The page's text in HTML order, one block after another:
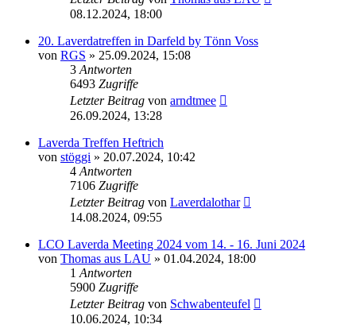
08.12.2024, 18:00
20. Laverdatreffen in Darfeld by Tönn Voss
von RGS » 25.09.2024, 15:08
3 Antworten
6493 Zugriffe
Letzter Beitrag von arndtmee
26.09.2024, 13:28
Laverda Treffen Heftrich
von stöggi » 20.07.2024, 10:42
4 Antworten
7106 Zugriffe
Letzter Beitrag von Laverdalothar
14.08.2024, 09:55
LCO Laverda Meeting 2024 vom 14. - 16. Juni 2024
von Thomas aus LAU » 01.04.2024, 18:00
1 Antworten
5900 Zugriffe
Letzter Beitrag von Schwabenteufel
10.06.2024, 10:34